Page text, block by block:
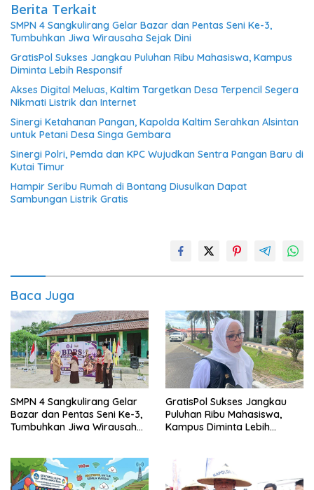
Berita Terkait
SMPN 4 Sangkulirang Gelar Bazar dan Pentas Seni Ke-3,
Tumbuhkan Jiwa Wirausaha Sejak Dini
GratisPol Sukses Jangkau Puluhan Ribu Mahasiswa, Kampus
Diminta Lebih Responsif
Akses Digital Meluas, Kaltim Targetkan Desa Terpencil Segera
Nikmati Listrik dan Internet
Sinergi Ketahanan Pangan, Kapolda Kaltim Serahkan Alsintan
untuk Petani Desa Singa Gembara
Sinergi Polri, Pemda dan KPC Wujudkan Sentra Pangan Baru di
Kutai Timur
Hampir Seribu Rumah di Bontang Diusulkan Dapat
Sambungan Listrik Gratis
Baca Juga
SMPN 4 Sangkulirang Gelar
Bazar dan Pentas Seni Ke-3,
Tumbuhkan Jiwa Wirausaha
GratisPol Sukses Jangkau
Puluhan Ribu Mahasiswa,
Kampus Diminta Lebih